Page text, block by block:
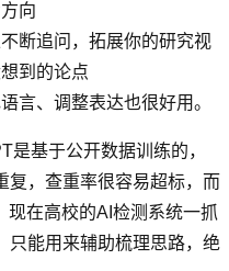
向
断追问，拓展你的研究视
到的论点
言、调整表达也很好用。
是基于公开数据训练的，
复，查重率很容易超标，而
现在高校的AI检测系统一抓
只能用来辅助梳理思路，绝